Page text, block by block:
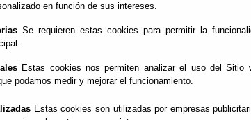
en función de sus intereses.
Se requieren estas cookies para permitir la
Estas cookies nos permiten analizar el uso del Sitio
podamos medir y mejorar el funcionamiento.
Estas cookies son utilizadas por empresas
anuncios de SUBASTA en B.O.P. Acceder al
anuncios de SUBASTA por ADJUDICACION